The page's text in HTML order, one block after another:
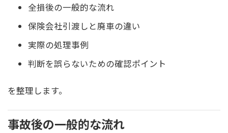
全損後の一般的な流れ
保険会社引渡しと廃車の違い
実際の処理事例
判断を誤らないための確認ポイント
を整理します。
事故後の一般的な流れ